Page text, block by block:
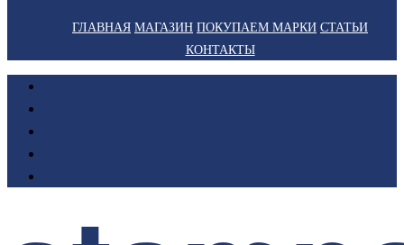
ГЛАВНАЯ МАГАЗИН ПОКУПАЕМ МАРКИ СТАТЬИ
КОНТАКТЫ